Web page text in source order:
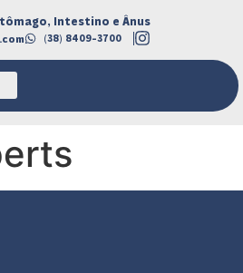
Intestino e Ânus
(38) 8409-3700